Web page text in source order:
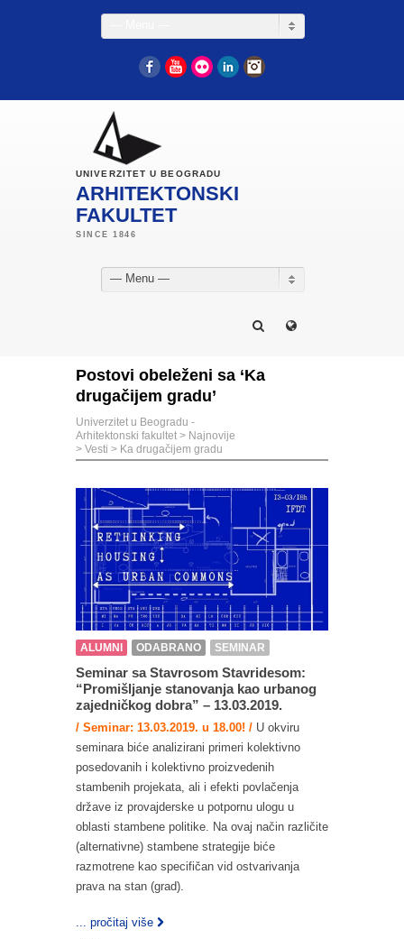
FacebookYouTube
Flickr LinkedIn
UNIVERZITET U BEOGRADU
ARHITEKTONSKI
FAKULTET
— Menu —
Postovi obeleženi sa ‘Ka
drugačijem gradu’
Univerzitet u Beogradu -
Arhitektonski fakultet > Najnovije
> Vesti > Ka drugačijem gradu
ALUMNI ODABRANO SEMINAR
Seminar sa Stavrosom Stavridesom:
“Promišljanje stanovanja kao urbanog
zajedničkog dobra” – 13.03.2019.
/ Seminar: 13.03.2019. u 18.00! / U okviru
seminara biće analizirani primeri kolektivno
posedovanih i kolektivno proizvedenih
stambenih projekata, ali i efekti povlačenja
države iz provajderske u potpornu ulogu u
oblasti stambene politike. Na ovaj način različite
(alternativne) stambene strategije biće
razmotrene kao specifičan vid ostvarivanja
prava na stan (grad).
... pročitaj više